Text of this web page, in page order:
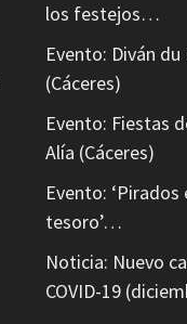
los festejos…
Evento: Diván
(Cáceres)
Evento: Fiestas
Alía (Cáceres)
Evento: ‘Pirados
tesoro’…
Noticia: Nuevo
COVID-19